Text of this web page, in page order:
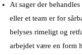
At sager der
eller et team er for
belyses rimeligt og
arbejdet være en form